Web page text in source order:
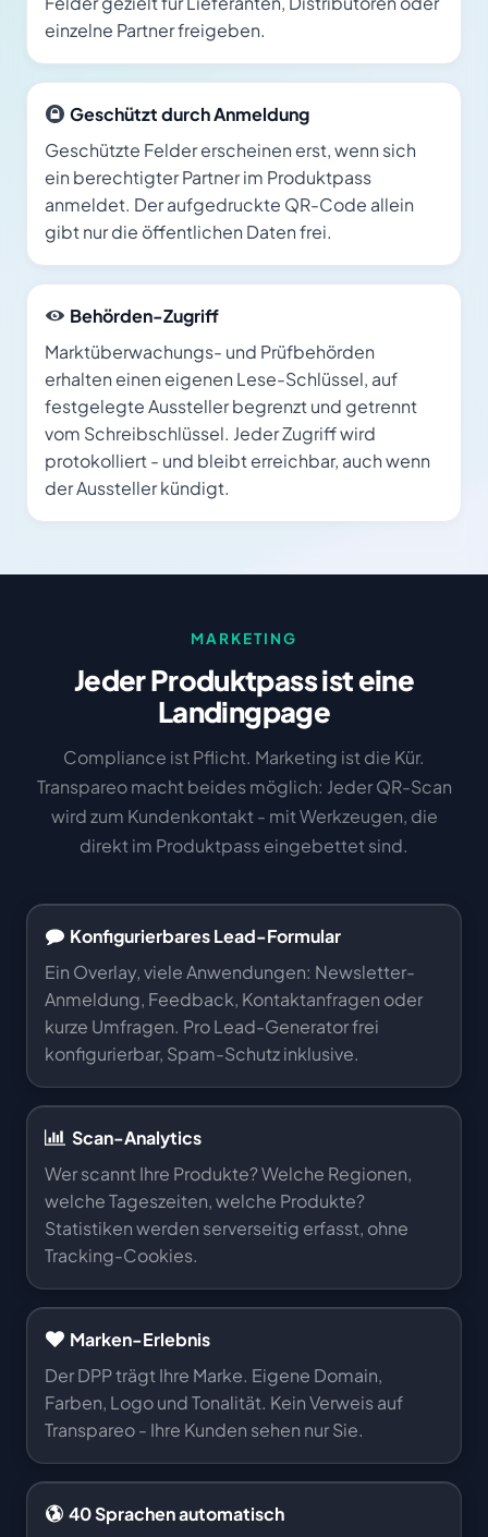
einzelne Partner freigeben.
Geschützt durch Anmeldung
Geschützte Felder erscheinen erst, wenn sich
ein berechtigter Partner im Produktpass
anmeldet. Der aufgedruckte QR-Code allein
gibt nur die öffentlichen Daten frei.
Behörden-Zugriff
Marktüberwachungs- und Prüfbehörden
erhalten einen eigenen Lese-Schlüssel, auf
festgelegte Aussteller begrenzt und getrennt
vom Schreibschlüssel. Jeder Zugriff wird
protokolliert - und bleibt erreichbar, auch wenn
der Aussteller kündigt.
MARKETING
Jeder Produktpass ist eine
Landingpage
Compliance ist Pflicht. Marketing ist die Kür.
Transpareo macht beides möglich: Jeder QR-Scan
wird zum Kundenkontakt - mit Werkzeugen, die
direkt im Produktpass eingebettet sind.
Konfigurierbares Lead-Formular
Ein Overlay, viele Anwendungen: Newsletter-
Anmeldung, Feedback, Kontaktanfragen oder
kurze Umfragen. Pro Lead-Generator frei
konfigurierbar, Spam-Schutz inklusive.
Scan-Analytics
Wer scannt Ihre Produkte? Welche Regionen,
welche Tageszeiten, welche Produkte?
Statistiken werden serverseitig erfasst, ohne
Tracking-Cookies.
Marken-Erlebnis
Der DPP trägt Ihre Marke. Eigene Domain,
Farben, Logo und Tonalität. Kein Verweis auf
Transpareo - Ihre Kunden sehen nur Sie.
40 Sprachen automatisch